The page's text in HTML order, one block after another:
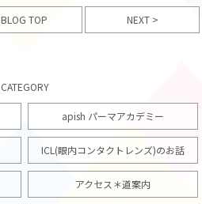
BLOG TOP NEXT >
CATEGORY
apish パーマアカデミー
ICL(眼内コンタクトレンズ)のお話
アクセス＊道案内